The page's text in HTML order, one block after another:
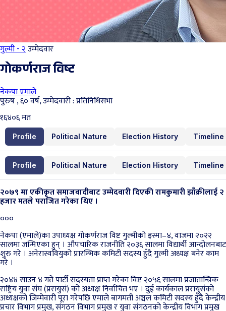
गुल्मी - २उम्मेदवार
गोकर्णराज विष्‍ट
नेकपा एमाले
पुरुष , ६० वर्ष, उम्मेदवारी : प्रतिनिधिसभा
१६४०६मत
Profile Political Nature Election History Timeline
Profile Political Nature Election History Timeline
२०७९ मा एकीकृत समाजवादीबाट उम्मेदवारी दिएकी रामकुमारी झाँक्रीलाई २
हजार मतले पराजित गरेका थिए ।
०००
नेकपा (एमाले)का उपाध्यक्ष गोकर्णराज विष्ट गुल्मीको इस्मा–४, वाजमा २०२२
सालमा जन्मिएका हुन् । औपचारिक राजनीति २०३६ सालमा विद्यार्थी आन्दोलनबाट
शुरु गरे । अनेरास्ववियुको प्रारम्भिक कमिटी सदस्य हुँदै गुल्मी अध्यक्ष बनेर काम
गरे ।
२०४४ साउन ४ गते पार्टी सदस्यता प्राप्त गरेका विष्ट २०५६ सालमा प्रजातान्त्रिक
राष्ट्रिय युवा संघ (प्ररायुसं) को अध्यक्ष निर्वाचित भए । दुई कार्यकाल प्ररायुसंको
अध्यक्षको जिम्मेवारी पूरा गरेपछि एमाले बागमती अञ्चल कमिटी सदस्य हुँदै केन्द्रीय
प्रचार विभाग प्रमुख, संगठन विभाग प्रमुख र युवा संगठनको केन्द्रीय विभाग प्रमुख